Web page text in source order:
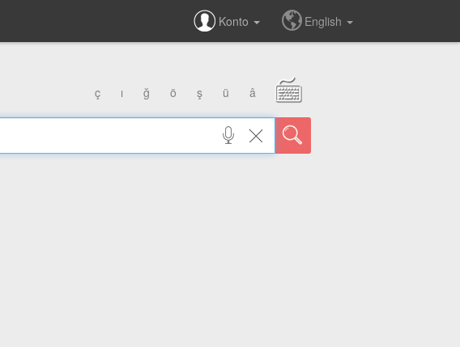
Konto English
ç ı ğ ö ş ü â